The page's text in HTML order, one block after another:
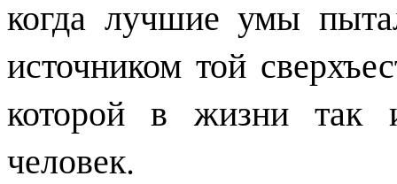
когда лучшие умы
источником той
которой в жизни так
человек.